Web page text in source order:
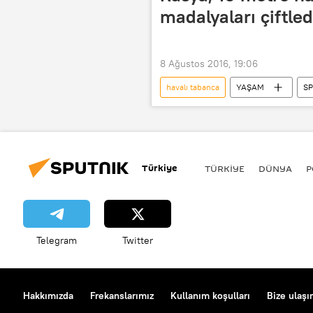
madalyaları
8 Ağustos 2016, 19:06
havalı tabanca YAŞAM
Rio de Janeiro
Vladimir
Türkiye TÜRKIYE DÜNYA
Telegram Twitter
Hakkımızda Frekanslarımız Kullanım koşulları Bize